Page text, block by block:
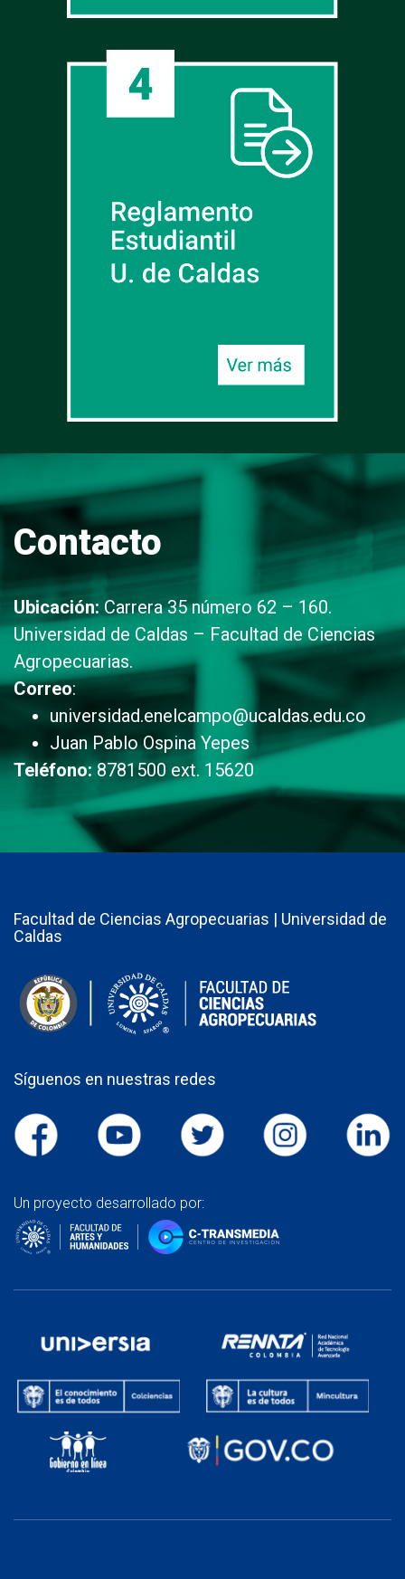
Contacto
Ubicación: Carrera 35 número 62 – 160.
Universidad de Caldas – Facultad de Ciencias
Agropecuarias.
Correo:
universidad.enelcampo@ucaldas.edu.co
Juan Pablo Ospina Yepes
Teléfono:8781500 ext. 15620
Facultad de Ciencias Agropecuarias | Universidad de
Caldas
Síguenos en nuestras redes
Un proyecto desarrollado por: